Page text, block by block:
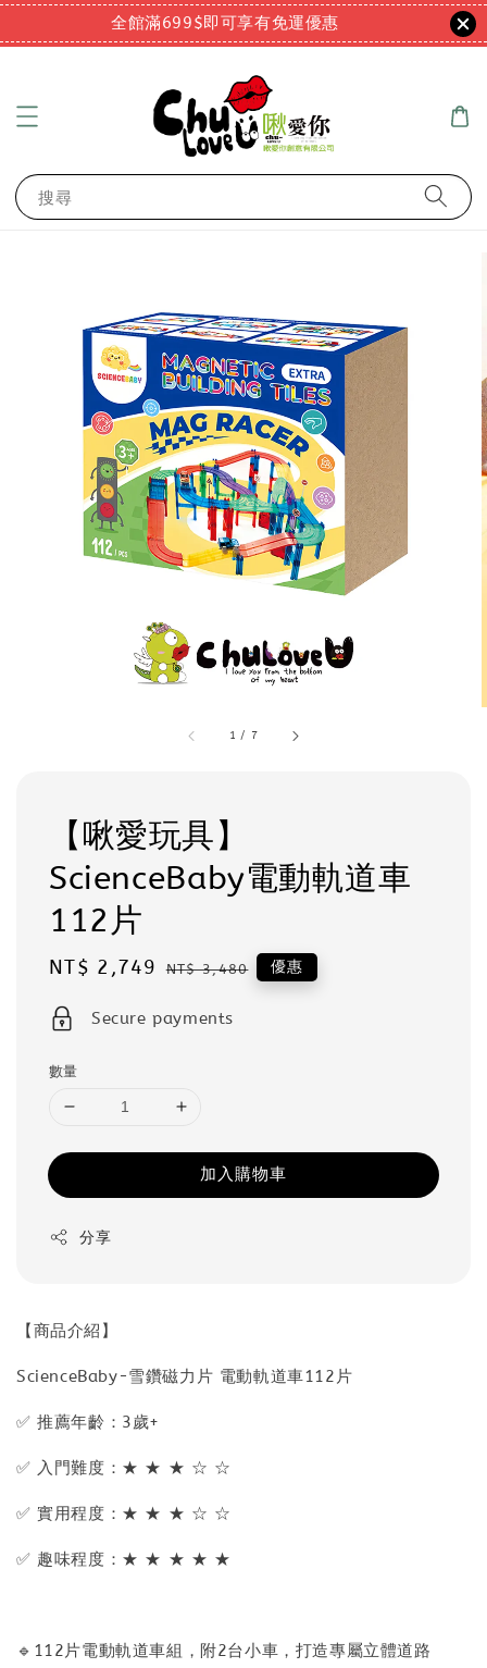
全館滿699$即可享有免運優惠
搜尋
1 / 7
【啾愛玩具】
ScienceBaby電動軌道車
112片
Sale
NT$ 2,749 Regular
NT$ 3,480 優惠
Secure payments
數量
加入購物車
分享
【商品介紹】
ScienceBaby-雪鑽磁力片 電動軌道車112片
✅ 推薦年齡：3歲+
✅ 入門難度：★ ★ ★ ☆ ☆
✅ 實用程度：★ ★ ★ ☆ ☆
✅ 趣味程度：★ ★ ★ ★ ★
🔹112片電動軌道車組，附2台小車，打造專屬立體道路